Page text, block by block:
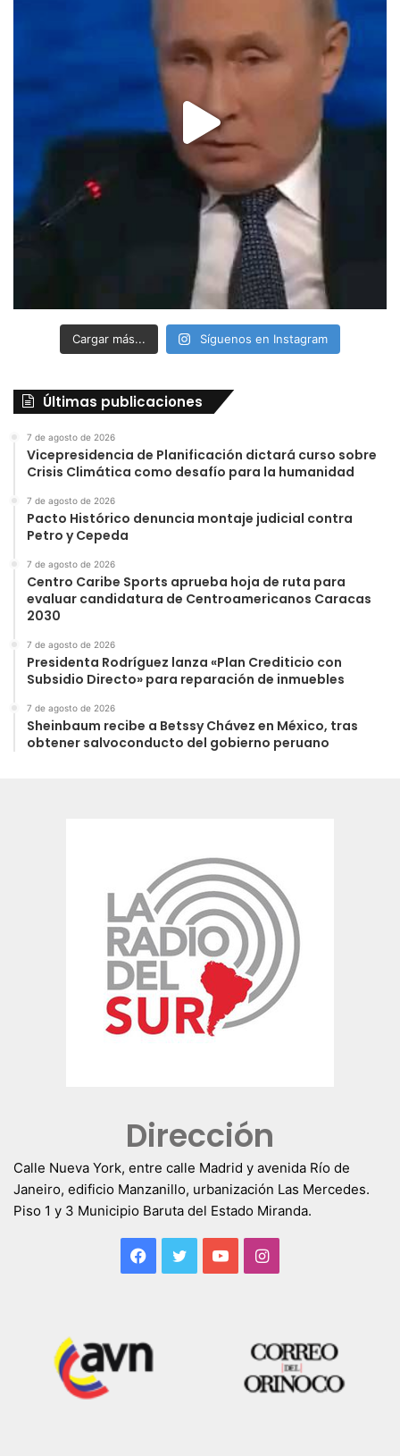
Cargar más... Síguenos en Instagram
Últimas publicaciones
7 de agosto de 2026
Vicepresidencia de Planificación dictará curso sobre
Crisis Climática como desafío para la humanidad
7 de agosto de 2026
Pacto Histórico denuncia montaje judicial contra
Petro y Cepeda
7 de agosto de 2026
Centro Caribe Sports aprueba hoja de ruta para
evaluar candidatura de Centroamericanos Caracas
2030
7 de agosto de 2026
Presidenta Rodríguez lanza «Plan Crediticio con
Subsidio Directo» para reparación de inmuebles
7 de agosto de 2026
Sheinbaum recibe a Betssy Chávez en México, tras
obtener salvoconducto del gobierno peruano
Dirección
Calle Nueva York, entre calle Madrid y avenida Río de
Janeiro, edificio Manzanillo, urbanización Las Mercedes.
Piso 1 y 3 Municipio Baruta del Estado Miranda.
Facebook
TwitterYouTubeInstagram